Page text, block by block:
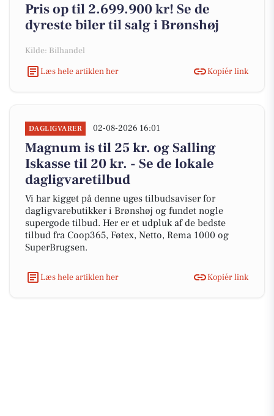
Pris op til 2.699.900 kr! Se de
dyreste biler til salg i Brønshøj
Kilde: Bilhandel
Læs hele artiklen her
Kopiér link
DAGLIGVARER 02-08-2026 16:01
Magnum is til 25 kr. og Salling
Iskasse til 20 kr. - Se de lokale
dagligvaretilbud
Vi har kigget på denne uges tilbudsaviser for
dagligvarebutikker i Brønshøj og fundet nogle
supergode tilbud. Her er et udpluk af de bedste
tilbud fra Coop365, Føtex, Netto, Rema 1000 og
SuperBrugsen.
Læs hele artiklen her Kopiér link